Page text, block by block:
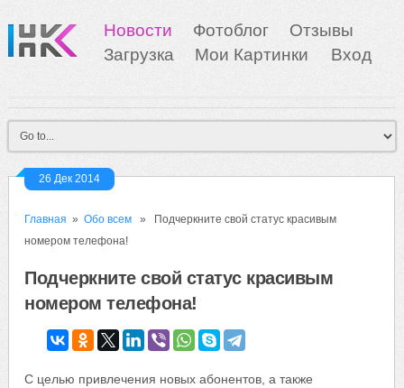
Новости Фотоблог
Отзывы
Загрузка
Мои Картинки Вход
26 Дек 2014
Главная »Обо всем » Подчеркните свой статус красивым
номером телефона!
Подчеркните свой статус красивым
номером телефона!
С целью привлечения новых абонентов, а также